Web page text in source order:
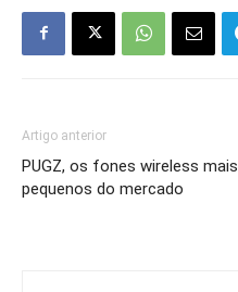
Artigo anterior
PUGZ, os fones wireless mais
pequenos do mercado